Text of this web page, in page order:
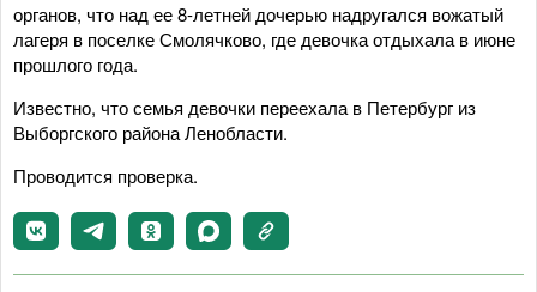
органов, что над ее 8-летней дочерью надругался вожатый
лагеря в поселке Смолячково, где девочка отдыхала в июне
прошлого года.
Известно, что семья девочки переехала в Петербург из
Выборгского района Ленобласти.
Проводится проверка.